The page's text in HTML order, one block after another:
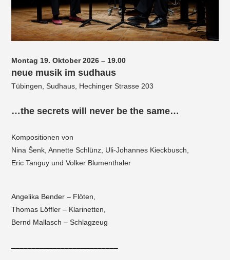
Montag 19. Oktober 2026 – 19.00
neue musik im sudhaus
Tübingen, Sudhaus, Hechinger Strasse 203
…the secrets will never be the same…
Kompositionen von
NinaŠenk, Annette Schlünz, Uli-Johannes Kieckbusch,
Eric Tanguy und Volker Blumenthaler
Angelika Bender – Flöten,
Thomas Löffler – Klarinetten,
Bernd Mallasch – Schlagzeug
––––––––––––––––––––––––––